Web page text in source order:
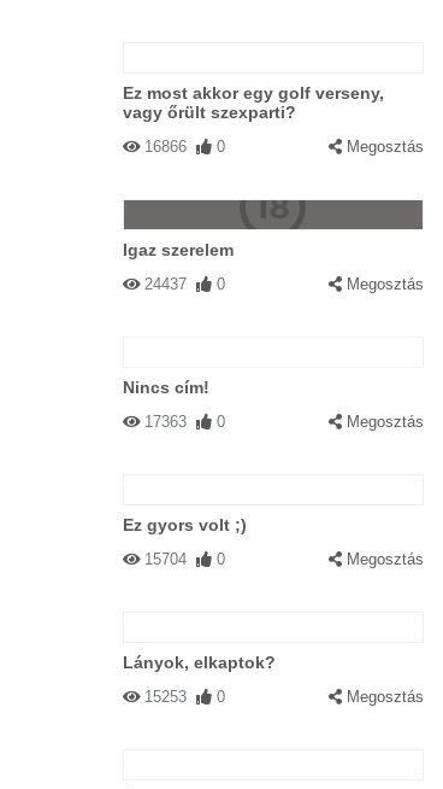
Ez most akkor egy golf verseny,
vagy őrült szexparti?
16866 0 Megosztás
Igaz szerelem
24437 0 Megosztás
Nincs cím!
17363 0 Megosztás
Ez gyors volt ;)
15704 0 Megosztás
Lányok, elkaptok?
15253 0 Megosztás